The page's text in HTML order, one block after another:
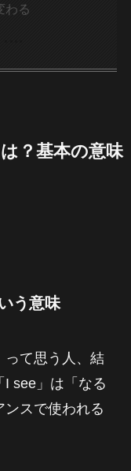
わる
？基本の意味
う意味
って思う人、結
see」は「なる
スで使われる